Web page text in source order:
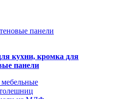
кухни, кромка для
панели